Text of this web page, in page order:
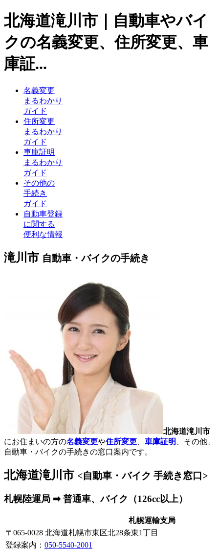
北海道滝川市｜自動車やバイ
クの名義変更、住所変更、車
庫証...
名義変更
まるわかり
ガイド
住所変更
まるわかり
ガイド
車庫証明
まるわかり
ガイド
その他の
手続き
ガイド
自動車登録
に関する
便利な情報
滝川市 自動車・バイクの手続き
北海道滝川市
にお住まいの方の名義変更や住所変更 車庫証明
、その他、
自動車・バイクの手続きの窓口案内です。
北海道滝川市 <自動車・バイク 手続き窓口>
札幌陸運局 ➡ 普通車、バイク（126cc以上）
札幌運輸支局
〒065-0028 北海道札幌市東区北28条東1丁目
登録案内 ： 050-5540-2001